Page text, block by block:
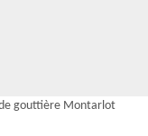
gouttière Montarlot